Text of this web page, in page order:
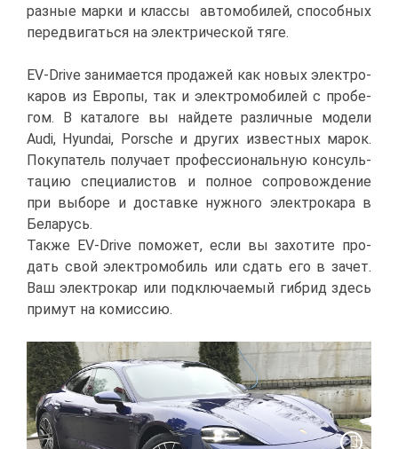
раз­ные мар­ки и клас­сы ав­то­мо­би­лей, спо­соб­ных
пе­ре­дви­гать­ся на элек­три­че­ской тя­ге.
EV-Drive за­ни­ма­ет­ся про­да­жей как но­вых элек­тро­
ка­ров из Ев­ро­пы, так и элек­тро­мо­би­лей с про­бе­
гом. В ка­та­ло­ге вы най­де­те раз­лич­ные мо­де­ли
Audi, Hyundai, Porsche и дру­гих из­вест­ных ма­рок.
По­ку­па­тель по­лу­ча­ет про­фес­си­о­наль­ную кон­суль­
та­цию спе­ци­а­ли­стов и пол­ное со­про­вож­де­ние
при вы­бо­ре и до­став­ке нуж­но­го элек­тро­ка­ра в
Бе­ла­русь.
Та­к­же EV-Drive по­мо­жет, ес­ли вы за­хо­ти­те про­
дать свой элек­тро­мо­биль или сдать его в за­чет.
Ваш элек­тро­кар или под­клю­ча­е­мый ги­брид здесь
при­мут на ко­мис­сию.